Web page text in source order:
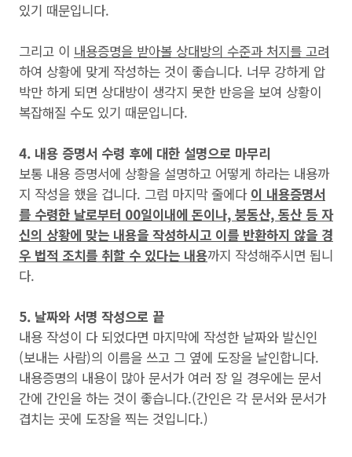
있기 때문입니다.
그리고 이 내용증명을 받아볼 상대방의 수준과 처지를 고려
하여 상황에 맞게 작성하는 것이 좋습니다. 너무 강하게 압
박만 하게 되면 상대방이 생각지 못한 반응을 보여 상황이
복잡해질 수도 있기 때문입니다.
4. 내용 증명서 수령 후에 대한 설명으로 마무리
보통 내용 증명서에 상황을 설명하고 어떻게 하라는 내용까
지 작성을 했을 겁니다. 그럼 마지막 줄에다 이 내용증명서
를 수령한 날로부터 00일이내에 돈이나, 붕동산, 동산 등 자
신의 상황에 맞는 내용을 작성하시고 이를 반환하지 않을 경
우 법적 조치를 취할 수 있다는 내용까지 작성해주시면 됩니
다.
5. 날짜와 서명 작성으로 끝
내용 작성이 다 되었다면 마지막에 작성한 날짜와 발신인
(보내는 사람)의 이름을 쓰고 그 옆에 도장을 날인합니다.
내용증명의 내용이 많아 문서가 여러 장 일 경우에는 문서
간에 간인을 하는 것이 좋습니다.(간인은 각 문서와 문서가
겹치는 곳에 도장을 찍는 것입니다.)